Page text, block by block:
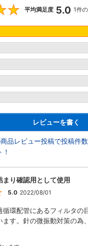
5
平均満足度 5.0 1件
レビューを書く
品レビュー投稿で投稿件
まり確認用として使用
5
5.0 2022/08/01
循環配管にあるフィルタの
ます。針の微振動対策の為